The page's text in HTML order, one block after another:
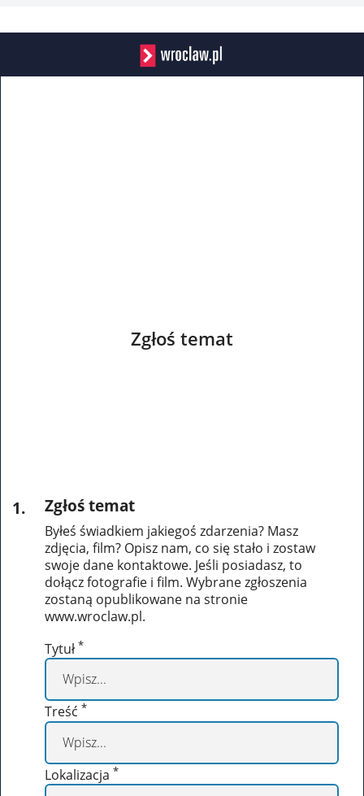
Zgłoś temat
1. Zgłoś temat
Byłeś świadkiem jakiegoś zdarzenia? Masz
zdjęcia, film? Opisz nam, co się stało i zostaw
swoje dane kontaktowe. Jeśli posiadasz, to
dołącz fotografie i film. Wybrane zgłoszenia
zostaną opublikowane na stronie
www.wroclaw.pl.
Tytuł *
Treść *
Lokalizacja *